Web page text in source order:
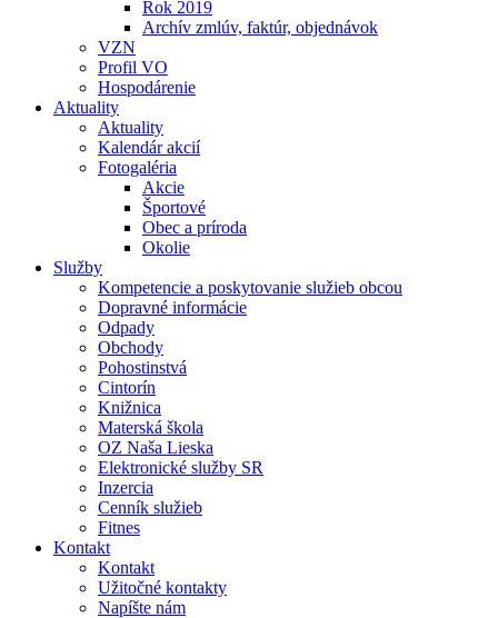
Rok 2019
Archív zmlúv, faktúr, objednávok
VZN
Profil VO
Hospodárenie
Aktuality
Aktuality
Kalendár akcií
Fotogaléria
Akcie
Športové
Obec a príroda
Okolie
Služby
Kompetencie a poskytovanie služieb obcou
Dopravné informácie
Odpady
Obchody
Pohostinstvá
Cintorín
Knižnica
Materská škola
OZ Naša Lieska
Elektronické služby SR
Inzercia
Cenník služieb
Fitnes
Kontakt
Kontakt
Užitočné kontakty
Napíšte nám